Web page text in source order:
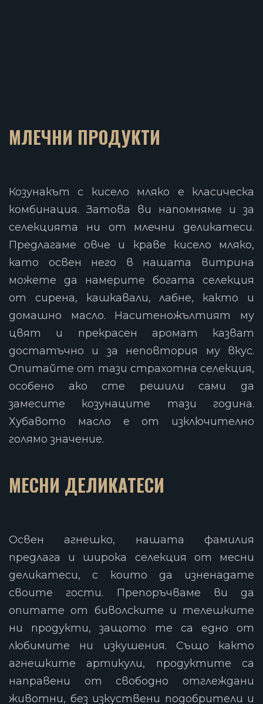
МЛЕЧНИ ПРОДУКТИ
Козунакът с кисело мляко е класическа
комбинация. Затова ви напомняме и за
селекцията ни от млечни деликатеси.
Предлагаме овче и краве кисело мляко,
като освен него в нашата витрина
можете да намерите богата селекция
от сирена, кашкавали, лабне, както и
домашно масло. Наситеножълтият му
цвят и прекрасен аромат казват
достатъчно и за неповтория му вкус.
Опитайте от тази страхотна селекция,
особено ако сте решили сами да
замесите козунаците тази година.
Хубавото масло е от изключително
голямо значение.
МЕСНИ ДЕЛИКАТЕСИ
Освен агнешко, нашата фамилия
предлага и широка селекция от месни
деликатеси, с които да изненадате
своите гости. Препоръчваме ви да
опитате от биволските и телешките
ни продукти, защото те са едно от
любимите ни изкушения. Също както
агнешките артикули, продуктите са
направени от свободно отглеждани
животни, без изкуствени подобрители и